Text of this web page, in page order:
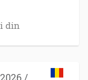
din
/